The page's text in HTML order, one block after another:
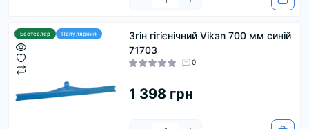
Бестселер Популярний
Згін гігієнічний Vikan 700 мм синій
71703
0
1 398 грн